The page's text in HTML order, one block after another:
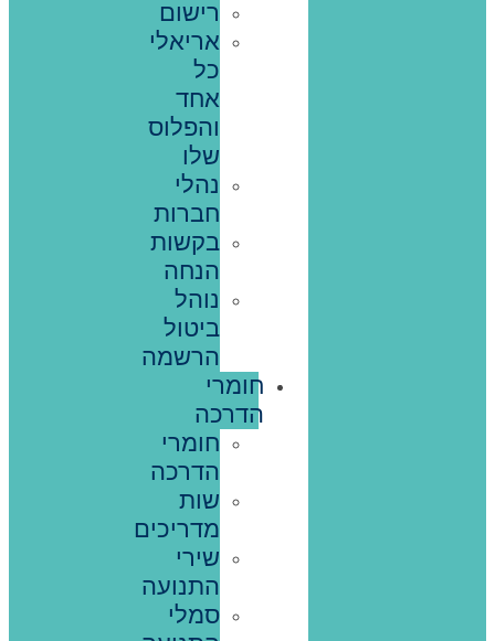
רישום
אריאלי
כל
אחד
והפלוס
שלו
נהלי
חברות
בקשות
הנחה
נוהל
ביטול
הרשמה
חומרי
הדרכה
חומרי
הדרכה
שות
מדריכים
שירי
התנועה
סמלי